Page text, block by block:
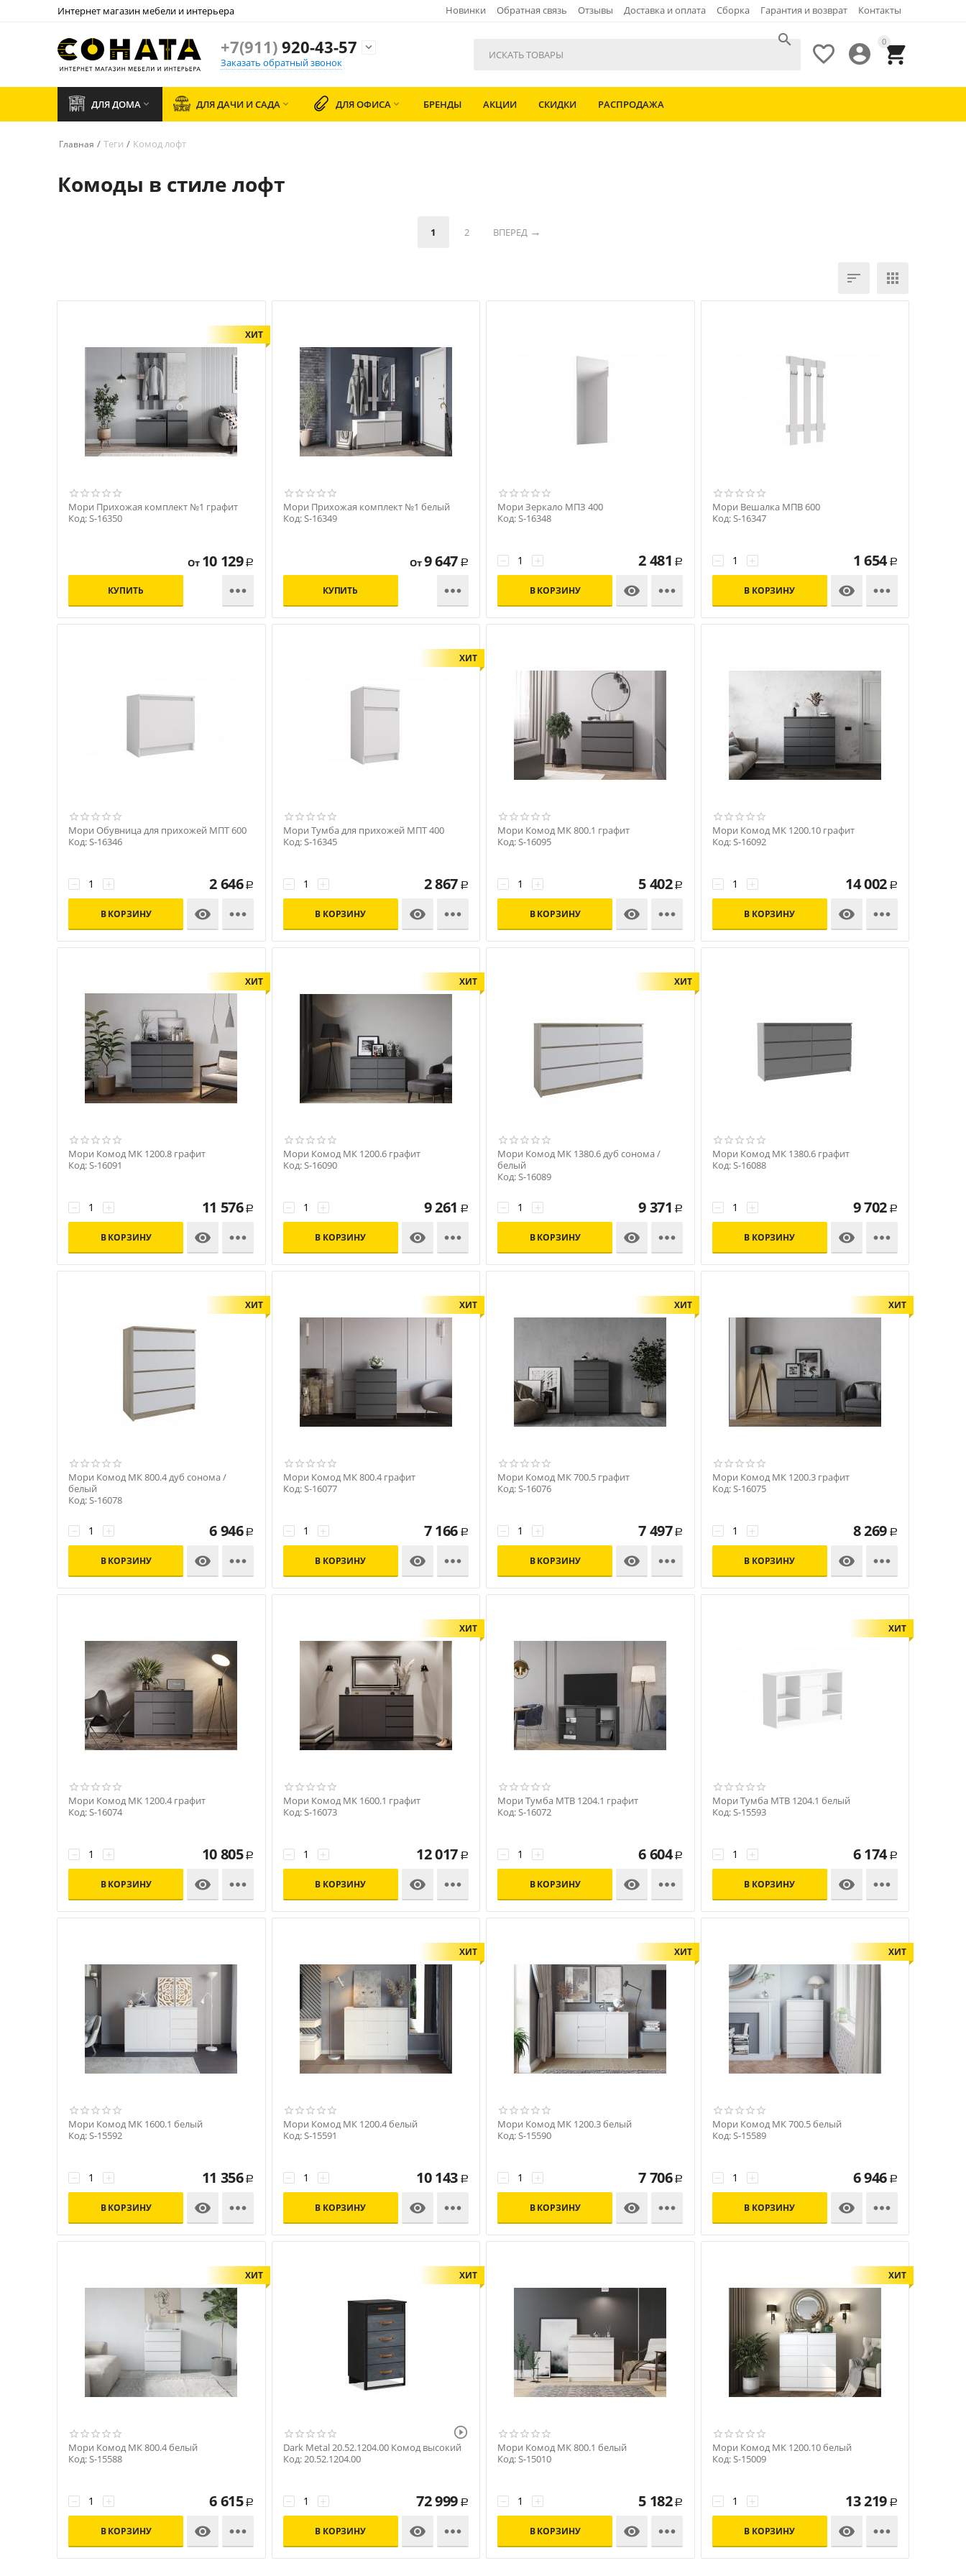
Интернет магазин мебели и интерьера Новинки Обратная связь Отзывы Доставка и оплата Сборка Гарантия и возврат Контакты
+7(911)920-43-57

Заказать обратный звонок
0



ДЛЯ ДОМА  ДЛЯ ДАЧИ И САДА  ДЛЯ ОФИСА  БРЕНДЫ АКЦИИ СКИДКИ РАСПРОДАЖА
Главная / Теги / Комод лофт
Комоды в стиле лофт
1 2 ВПЕРЕД
 
ХИТ
Мори Прихожая комплект №1 графит
Код: S-16350
От 10 129 Р
КУПИТЬ 
Мори Прихожая комплект №1 белый
Код: S-16349
От9 647 Р
КУПИТЬ 
Мори Зеркало МПЗ 400
Код: S-16348
+
− 2 481 Р
В КОРЗИНУ 

Мори Вешалка МПВ 600
Код: S-16347
+
− 1 654 Р
В КОРЗИНУ 

Мори Обувница для прихожей МПТ 600
Код: S-16346
+
− 2 646 Р
В КОРЗИНУ 

ХИТ
Мори Тумба для прихожей МПТ 400
Код: S-16345
+
− 2 867 Р
В КОРЗИНУ 

Мори Комод МК 800.1 графит
Код: S-16095
+
− 5 402 Р
В КОРЗИНУ 

Мори Комод МК 1200.10 графит
Код: S-16092
+
− 14 002 Р
В КОРЗИНУ 

ХИТ
Мори Комод МК 1200.8 графит
Код: S-16091
+
− 11 576 Р
В КОРЗИНУ 

ХИТ
Мори Комод МК 1200.6 графит
Код: S-16090
+
− 9 261 Р
В КОРЗИНУ 

ХИТ
Мори Комод МК 1380.6 дуб сонома /
белый
Код: S-16089
+
− 9 371 Р
В КОРЗИНУ 

Мори Комод МК 1380.6 графит
Код: S-16088
+
− 9 702 Р
В КОРЗИНУ 

ХИТ
Мори Комод МК 800.4 дуб сонома /
белый
Код: S-16078
+
− 6 946 Р
В КОРЗИНУ 

ХИТ
Мори Комод МК 800.4 графит
Код: S-16077
+
− 7 166 Р
В КОРЗИНУ 

ХИТ
Мори Комод МК 700.5 графит
Код: S-16076
+
− 7 497 Р
В КОРЗИНУ 

ХИТ
Мори Комод МК 1200.3 графит
Код: S-16075
+
− 8 269 Р
В КОРЗИНУ 

Мори Комод МК 1200.4 графит
Код: S-16074
+
− 10 805 Р
В КОРЗИНУ 

ХИТ
Мори Комод МК 1600.1 графит
Код: S-16073
+
− 12 017 Р
В КОРЗИНУ 

Мори Тумба МТВ 1204.1 графит
Код: S-16072
+
− 6 604 Р
В КОРЗИНУ 

ХИТ
Мори Тумба МТВ 1204.1 белый
Код: S-15593
+
− 6 174 Р
В КОРЗИНУ 

Мори Комод МК 1600.1 белый
Код: S-15592
+
− 11 356 Р
В КОРЗИНУ 

ХИТ
Мори Комод МК 1200.4 белый
Код: S-15591
+
− 10 143 Р
В КОРЗИНУ 

ХИТ
Мори Комод МК 1200.3 белый
Код: S-15590
+
− 7 706 Р
В КОРЗИНУ 

ХИТ
Мори Комод МК 700.5 белый
Код: S-15589
+
− 6 946 Р
В КОРЗИНУ 

ХИТ
Мори Комод МК 800.4 белый
Код: S-15588
+
− 6 615 Р
В КОРЗИНУ 

ХИТ

Dark Metal 20.52.1204.00 Комод высокий
Код: 20.52.1204.00
+
− 72 999 Р
В КОРЗИНУ 

Мори Комод МК 800.1 белый
Код: S-15010
+
− 5 182 Р
В КОРЗИНУ 

ХИТ
Мори Комод МК 1200.10 белый
Код: S-15009
+
− 13 219 Р
В КОРЗИНУ 
